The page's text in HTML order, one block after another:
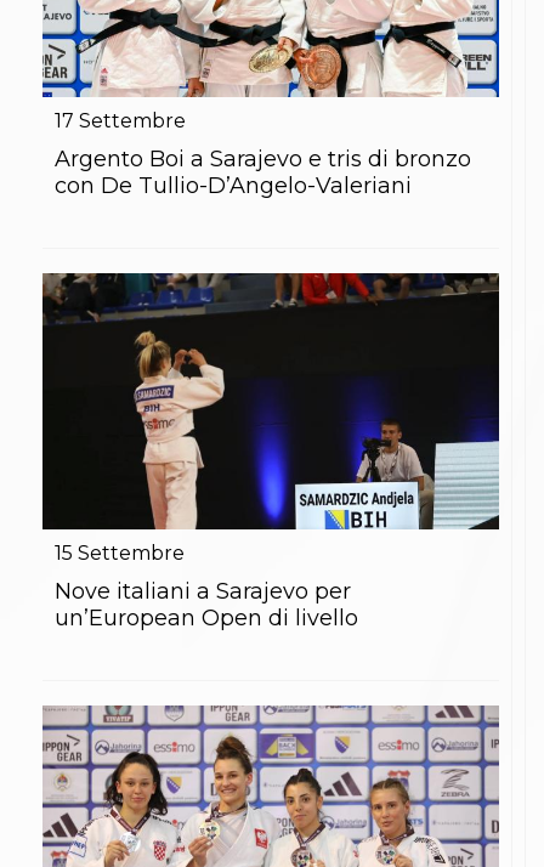
17 Settembre
Argento Boi a Sarajevo e tris di bronzo
con De Tullio-D’Angelo-Valeriani
15 Settembre
Nove italiani a Sarajevo per
un’European Open di livello